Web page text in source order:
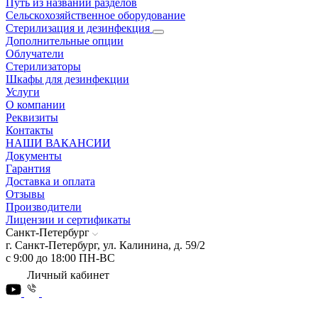
Путь из названий разделов
Сельскохозяйственное оборудование
Стерилизация и дезинфекция
Дополнительные опции
Облучатели
Стерилизаторы
Шкафы для дезинфекции
Услуги
О компании
Реквизиты
Контакты
НАШИ ВАКАНСИИ
Документы
Гарантия
Доставка и оплата
Отзывы
Производители
Лицензии и сертификаты
Санкт-Петербург
г. Санкт-Петербург, ул. Калинина, д. 59/2
с 9:00 до 18:00 ПН-ВС
Личный кабинет